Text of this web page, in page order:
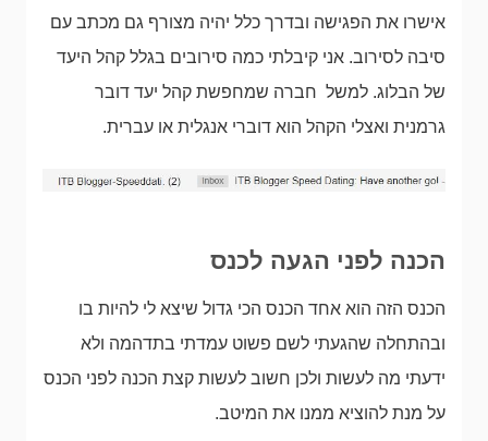
אישרו את הפגישה ובדרך כלל יהיה מצורף גם מכתב עם
סיבה לסירוב. אני קיבלתי כמה סירובים בגלל קהל היעד
של הבלוג. למשל חברה שמחפשת קהל יעד דובר
גרמנית ואצלי הקהל הוא דוברי אנגלית או עברית.
הכנה לפני הגעה לכנס
הכנס הזה הוא אחד הכנס הכי גדול שיצא לי להיות בו
ובהתחלה שהגעתי לשם פשוט עמדתי בתדהמה ולא
ידעתי מה לעשות ולכן חשוב לעשות קצת הכנה לפני הכנס
על מנת להוציא ממנו את המיטב.